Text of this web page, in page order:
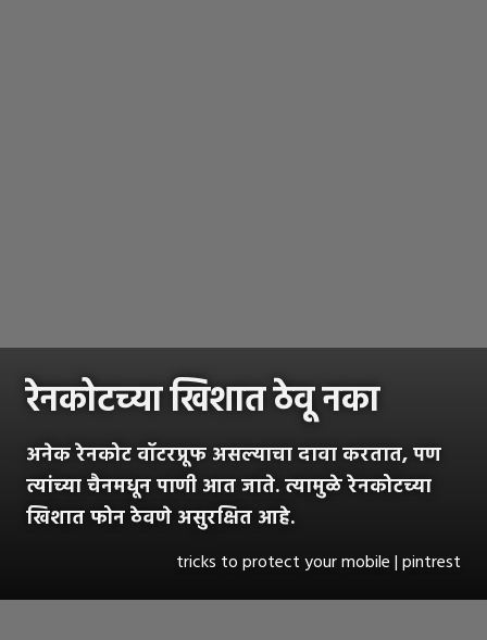
रेनकोटच्या खिशात ठेवू नका
अनेक रेनकोट वॉटरप्रूफ असल्याचा दावा करतात, पण
त्यांच्या चैनमधून पाणी आत जाते. त्यामुळे रेनकोटच्या
खिशात फोन ठेवणे असुरक्षित आहे.
tricks to protect your mobile | pintrest